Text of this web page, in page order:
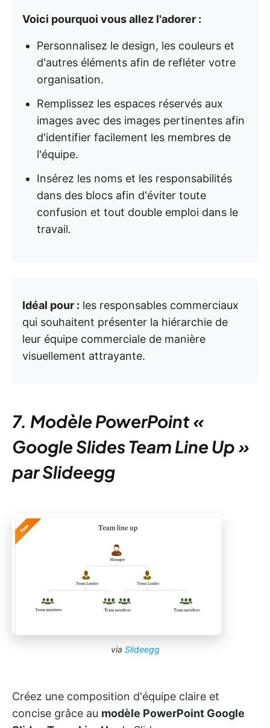
Voici pourquoi vous allez l'adorer :
Personnalisez le design, les couleurs et
d'autres éléments afin de refléter votre
organisation.
Remplissez les espaces réservés aux
images avec des images pertinentes afin
d'identifier facilement les membres de
l'équipe.
Insérez les noms et les responsabilités
dans des blocs afin d'éviter toute
confusion et tout double emploi dans le
travail.
Idéal pour : les responsables commerciaux
qui souhaitent présenter la hiérarchie de
leur équipe commerciale de manière
visuellement attrayante.
7. Modèle PowerPoint «
Google Slides Team Line Up »
par Slideegg
via Slideegg
Créez une composition d'équipe claire et
concise grâce au modèle PowerPoint Google